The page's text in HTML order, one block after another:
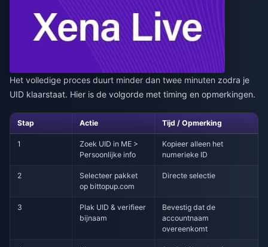
Het volledige proces duurt minder dan twee minuten zodra je
UID klaarstaat. Hier is de volgorde met timing en opmerkingen.
Stap Actie Tijd / Opmerking
1
Zoek UID in ME >
Persoonlijke info
Kopieer alleen het
numerieke ID
2
Selecteer pakket
op bittopup.com
Directe selectie
3
Plak UID & verifieer
bijnaam
Bevestig dat de
accountnaam
overeenkomt